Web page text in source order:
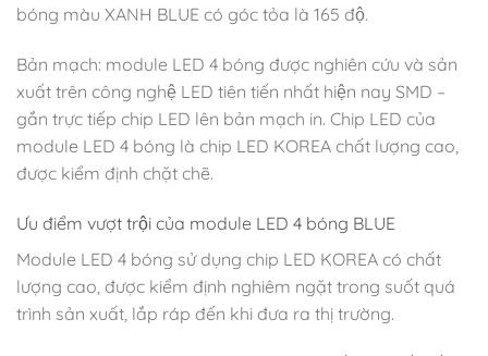
bóng màu XANH BLUE có góc tỏa là 165 độ.
Bản mạch: module LED 4 bóng được nghiên cứu và sản
xuất trên công nghệ LED tiên tiến nhất hiện nay SMD –
gắn trực tiếp chip LED lên bản mạch in. Chip LED của
module LED 4 bóng là chip LED KOREA chất lượng cao,
được kiểm định chặt chẽ.
Ưu điểm vượt trội của module LED 4 bóng BLUE
Module LED 4 bóng sử dụng chip LED KOREA có chất
lượng cao, được kiểm định nghiêm ngặt trong suốt quá
trình sản xuất, lắp ráp đến khi đưa ra thị trường.